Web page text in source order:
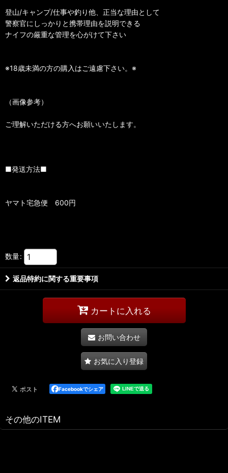
登山/キャンプ/仕事や釣り他、正当な理由として
警察官にしっかりと携帯理由を説明できる
ナイフの厳重な管理を心がけて下さい
※18歳未満の方の購入はご遠慮下さい。※
（画像参考）
ご理解いただける方へお願いいたします。
■発送方法■
ヤマト宅急便 600円
数量:
返品特約に関する重要事項
カートに入れる
お問い合わせ
お気に入り登録
Facebookでシェア
その他のITEM